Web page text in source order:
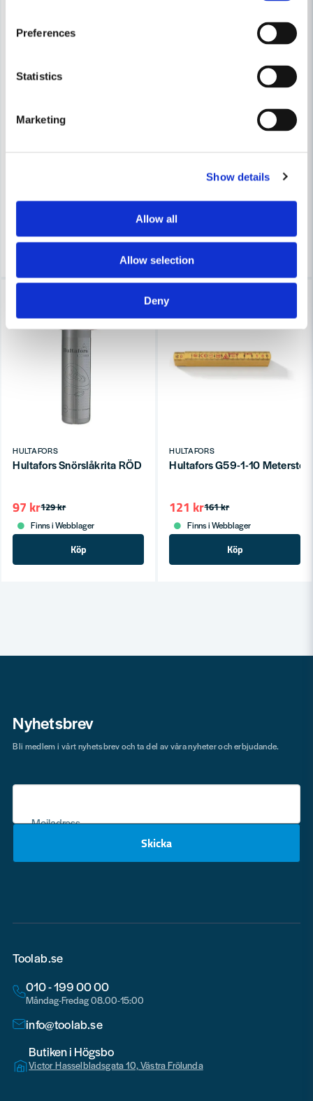
Preferences
Statistics
Marketing
Show details
Allow all
Allow selection
Deny
Köp
3-7 arbetsdagar
Köp
HULTAFORS
Hultafors Snörslåkrita RÖD 360g
129 kr
97 kr
Finns i Webblager
Köp
HULTAFORS
Hultafors G59-1-10
161 kr
121 kr
Finns i Webblager
Köp
Nyhetsbrev
Mejladress
Skicka
Bli medlem i vårt nyhetsbrev och ta del av våra nyheter och erbjudande.
Toolab.se
010 - 199 00 00
Måndag-Fredag 08.00-15:00
info@toolab.se
Butiken i Högsbo
Victor Hasselbladsgata 10, Västra Frölunda